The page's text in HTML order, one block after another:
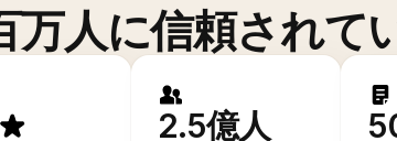
万人に信頼されて
2.5億人